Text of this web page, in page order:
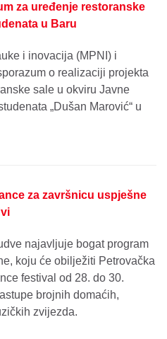
za uređenje restoranske
u Baru
i inovacija (MPNI) i
o realizaciji projekta
sale u okviru Javne
„Dušan Marović“ u
za završnicu uspješne
najavljuje bogat program
koju će obilježiti Petrovačka
festival od 28. do 30.
brojnih domaćih,
zvijezda.